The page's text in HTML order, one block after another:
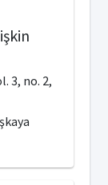
3, no. 2,